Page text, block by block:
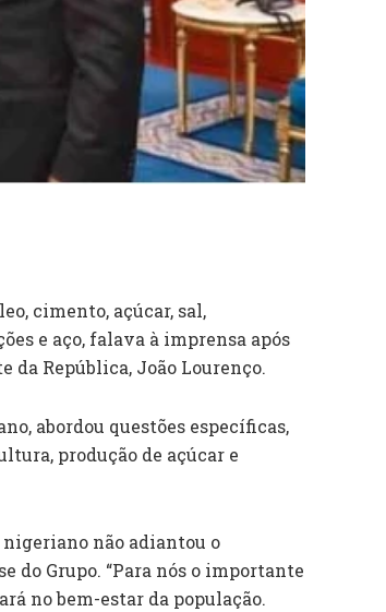
cimento, açúcar, sal,
e aço, falava à imprensa após
República, João Lourenço.
abordou questões específicas,
produção de açúcar e
não adiantou o
do Grupo. “Para nós o importante
no bem-estar da população.